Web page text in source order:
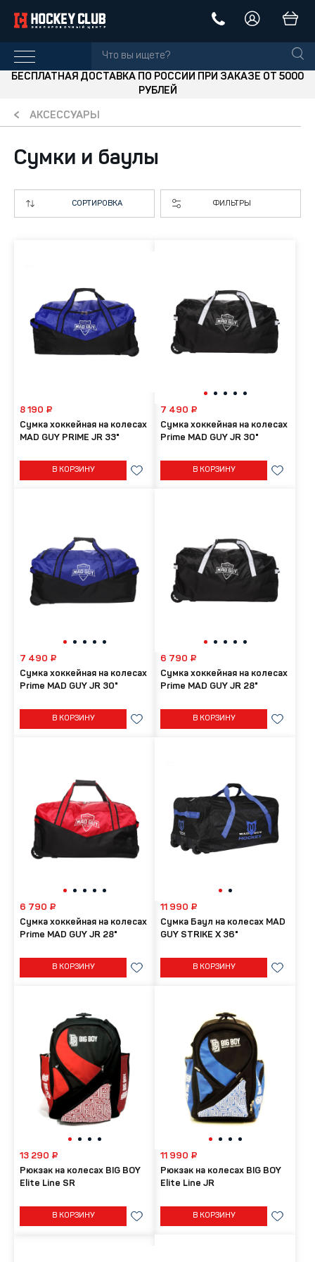
БЕСПЛАТНАЯ ДОСТАВКА ПО РОССИИ ПРИ ЗАКАЗЕ ОТ 5000
РУБЛЕЙ
АКСЕССУАРЫ
Сумки и баулы
СОРТИРОВКА ФИЛЬТРЫ
Сумка хоккейная на колесах
MAD GUY PRIME JR 33"
8 190 ₽
В КОРЗИНУ
Сумка хоккейная на колесах
Prime MAD GUY JR 30"
7 490 ₽
В КОРЗИНУ
Сумка хоккейная на колесах
Prime MAD GUY JR 30"
7 490 ₽
В КОРЗИНУ
Сумка хоккейная на колесах
Prime MAD GUY JR 28"
6 790 ₽
В КОРЗИНУ
Сумка хоккейная на колесах
Prime MAD GUY JR 28"
6 790 ₽
В КОРЗИНУ
Сумка Баул на колесах MAD
GUY STRIKE X 36"
11 990 ₽
В КОРЗИНУ
Рюкзак на колесах BIG BOY
Elite Line SR
13 290 ₽
В КОРЗИНУ
Рюкзак на колесах BIG BOY
Elite Line JR
11 990 ₽
В КОРЗИНУ